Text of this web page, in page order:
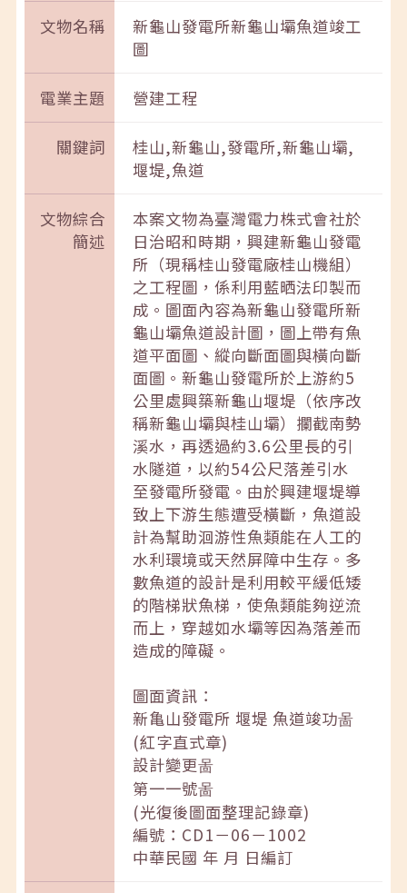
文物名稱
新龜山發電所新龜山壩魚道竣工
圖
電業主題 營建工程
關鍵詞
桂山,新龜山,發電所,新龜山壩,
堰堤,魚道
文物綜合
簡述
本案文物為臺灣電力株式會社於
日治昭和時期，興建新龜山發電
所（現稱桂山發電廠桂山機組）
之工程圖，係利用藍晒法印製而
成。圖面內容為新龜山發電所新
龜山壩魚道設計圖，圖上帶有魚
道平面圖、縱向斷面圖與橫向斷
面圖。新龜山發電所於上游約5
公里處興築新龜山堰堤（依序改
稱新龜山壩與桂山壩）攔截南勢
溪水，再透過約3.6公里長的引
水隧道，以約54公尺落差引水
至發電所發電。由於興建堰堤導
致上下游生態遭受橫斷，魚道設
計為幫助洄游性魚類能在人工的
水利環境或天然屏障中生存。多
數魚道的設計是利用較平緩低矮
的階梯狀魚梯，使魚類能夠逆流
而上，穿越如水壩等因為落差而
造成的障礙。
圖面資訊：
新亀山發電所 堰堤 魚道竣功啚
(紅字直式章)
設計變更啚
第一一號啚
(光復後圖面整理記錄章)
編號：CD1－06－1002
中華民國 年 月 日編訂